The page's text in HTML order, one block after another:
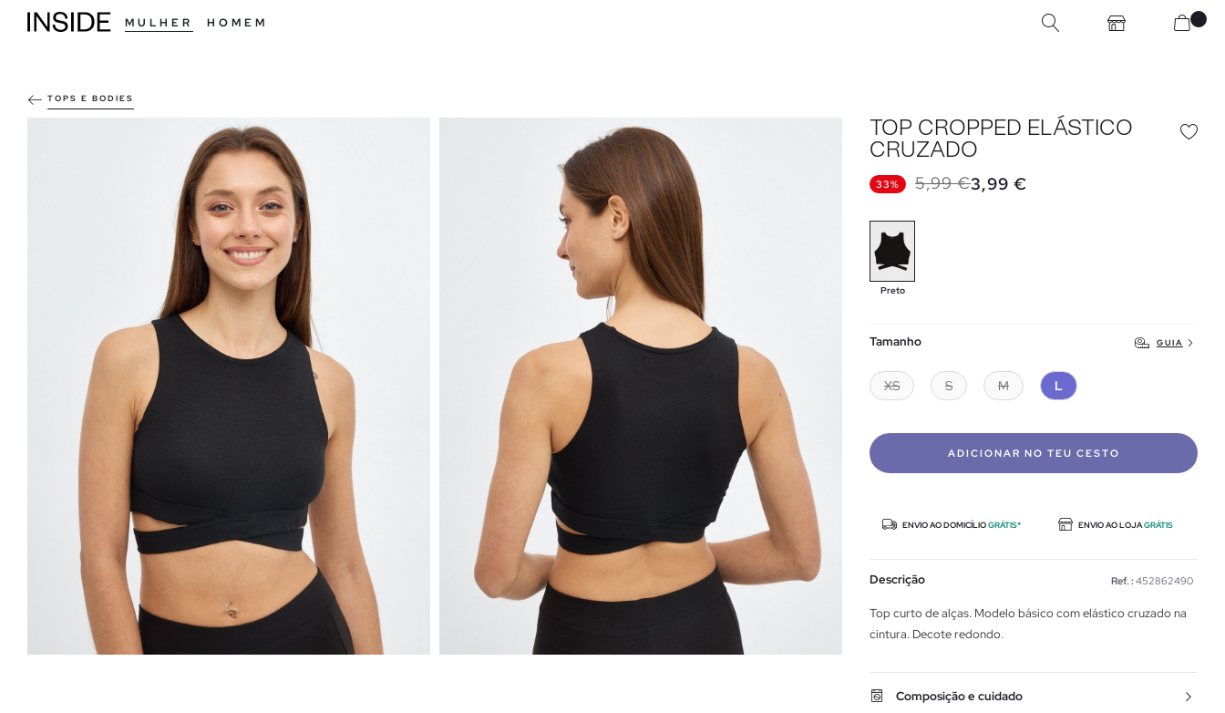
MULHER HOMEM
TOPS E BODIES
TOP CROPPED ELÁSTICO
CRUZADO
33% 5,99 €3,99 €
Preto
Tamanho GUIA
XS S M L
ADICIONAR NO TEU CESTO
ENVIO AO DOMICÍLIOGRÁTIS* ENVIO AO LOJAGRÁTIS
Descrição Ref. : 452862490
Top curto de alças. Modelo básico com elástico cruzado na
cintura. Decote redondo.
Composição e cuidado